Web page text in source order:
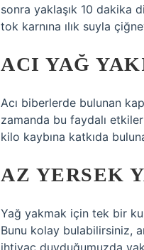
sonra yaklaşık 10 dakika
tok karnına ılık suyla
ACI YAĞ
Acı biberlerde bulunan
zamanda bu faydalı
kilo kaybına katkıda
AZ YERSEK
Yağ yakmak için tek bir
Bunu kolay bulabilirsiniz,
ihtiyaç duyduğumuzda